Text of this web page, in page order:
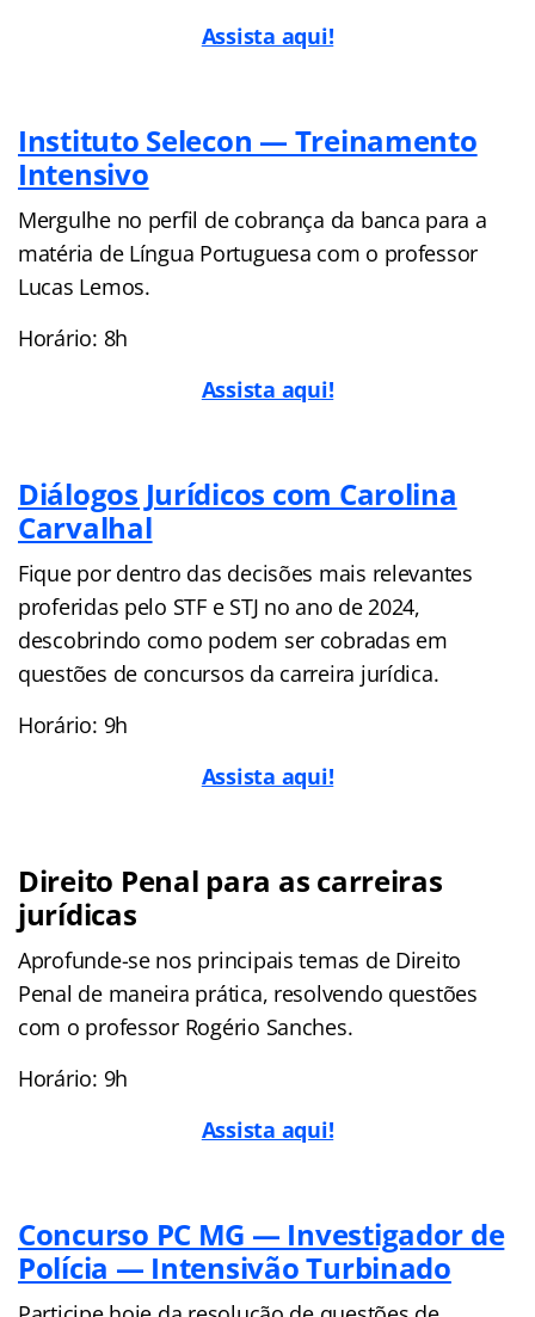
Assista aqui!
Instituto Selecon — Treinamento
Intensivo
Mergulhe no perfil de cobrança da banca para a
matéria de Língua Portuguesa com o professor
Lucas Lemos.
Horário: 8h
Assista aqui!
Diálogos Jurídicos com Carolina
Carvalhal
Fique por dentro das decisões mais relevantes
proferidas pelo STF e STJ no ano de 2024,
descobrindo como podem ser cobradas em
questões de concursos da carreira jurídica.
Horário: 9h
Assista aqui!
Direito Penal para as carreiras
jurídicas
Aprofunde-se nos principais temas de Direito
Penal de maneira prática, resolvendo questões
com o professor Rogério Sanches.
Horário: 9h
Assista aqui!
Concurso PC MG — Investigador de
Polícia — Intensivão Turbinado